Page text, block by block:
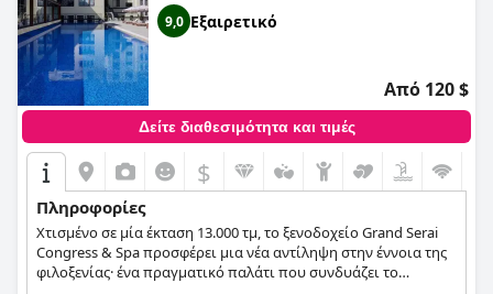
ευχάριστη διαμονή.9,0 Εξαιρετικό
Από 120 $
Δείτε διαθεσιμότητα και τιμές
$
Πληροφορίες
Χτισμένο σε μία έκταση 13.000 τμ, το ξενοδοχείο Grand Serai
Congress & Spa προσφέρει μια νέα αντίληψη στην έννοια της
φιλοξενίας· ένα πραγματικό παλάτι που συνδυάζει το